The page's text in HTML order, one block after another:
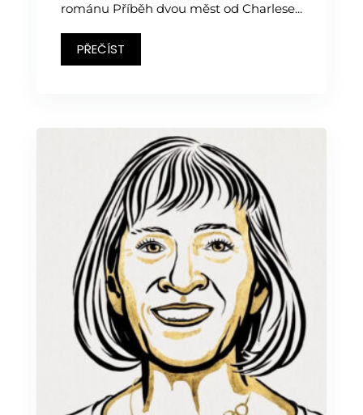
románu Příběh dvou měst od Charlese...
PŘEČÍST